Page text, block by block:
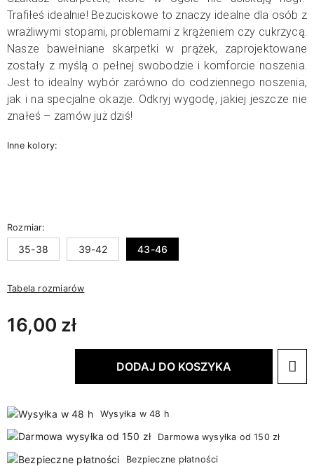
Trafiłeś idealnie! Bezuciskowe to znaczy idealne dla osób z
wrażliwymi stopami, problemami z krążeniem czy cukrzycą.
Nasze bawełniane skarpetki w prążek, zaprojektowane
zostały z myślą o pełnej swobodzie i komforcie noszenia.
Jest to idealny wybór zarówno do codziennego noszenia,
jak i na specjalne okazje. Odkryj wygodę, jakiej jeszcze nie
znałeś – zamów już dziś!
Inne kolory:
Rozmiar:
35-38 39-42 43-46
Tabela rozmiarów
16,00 zł
DODAJ DO KOSZYKA
Wysyłka w 48 h
Darmowa wysyłka od 150 zł
Bezpieczne płatności